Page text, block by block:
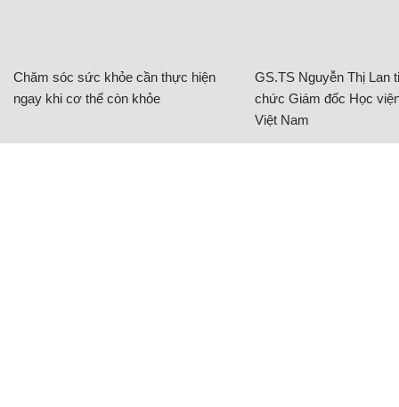
Chăm sóc sức khỏe cần thực hiện
ngay khi cơ thể còn khỏe
GS.TS Nguyễn Thị Lan
chức Giám đốc Học
Việt Nam